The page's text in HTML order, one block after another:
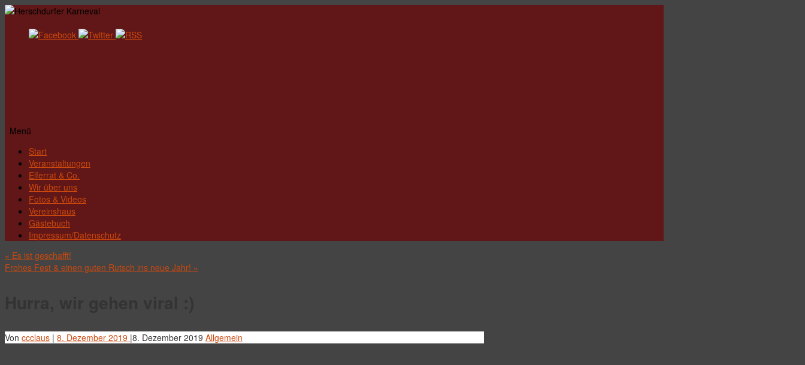
Menü
Zum
Inhalt
springen
Start
Veranstaltungen
Elferrat & Co.
Wir über uns
Fotos & Videos
Vereinshaus
Gästebuch
Impressum/Datenschutz
« Es ist geschafft!
Frohes Fest & einen guten Rutsch ins neue Jahr! »
Von ccclaus | 8. Dezember 2019 |8. Dezember 2019 Allgemein